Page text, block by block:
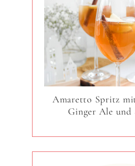
Amaretto Spritz
Ginger Ale